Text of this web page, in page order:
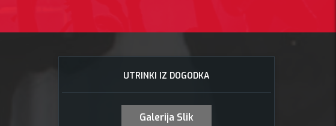
UTRINKI IZ DOGODKA
Galerija Slik